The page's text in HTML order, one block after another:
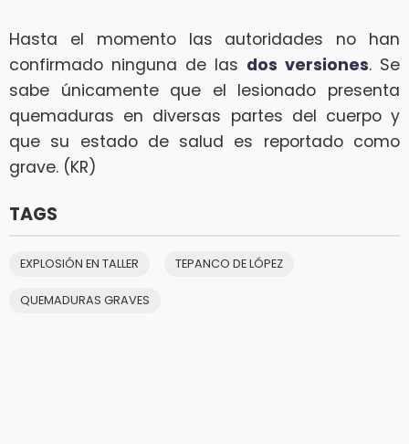
Hasta el momento las autoridades no han
confirmado ninguna de las dos versiones. Se
sabe únicamente que el lesionado presenta
quemaduras en diversas partes del cuerpo y
que su estado de salud es reportado como
grave. (KR)
TAGS
EXPLOSIÓN EN TALLER TEPANCO DE LÓPEZ
QUEMADURAS GRAVES